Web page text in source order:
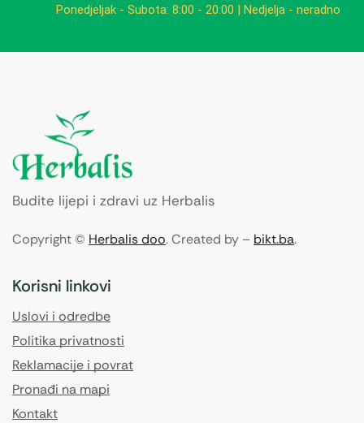
Ponedjeljak - Subota: 8:00 - 20:00 | Nedjelja - neradno
Budite lijepi i zdravi uz Herbalis
Copyright © Herbalis doo. Created by – bikt.ba.
Korisni linkovi
Uslovi i odredbe
Politika privatnosti
Reklamacije i povrat
Pronađi na mapi
Kontakt